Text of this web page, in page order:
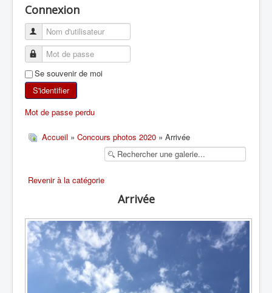
ESCALADE
ALPINISME
SKI DE RANDONNÉE
RANDONNÉE SPORTIVE
Connexion
Se souvenir de moi
S'identifier
Mot de passe perdu
Accueil » Concours photos 2020 » Arrivée
Revenir à la catégorie
Arrivée